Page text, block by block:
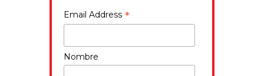
Email Address *
Nombre